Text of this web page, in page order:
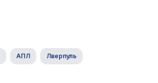
АПЛ Лверпуль